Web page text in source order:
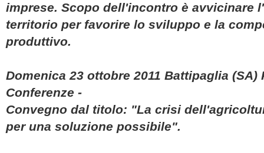
imprese. Scopo dell'incontro è avvicinare
territorio per favorire lo sviluppo e la
produttivo.
Domenica 23 ottobre 2011 Battipaglia (SA)
Conferenze -
Convegno dal titolo: "La crisi
per una soluzione possibile".